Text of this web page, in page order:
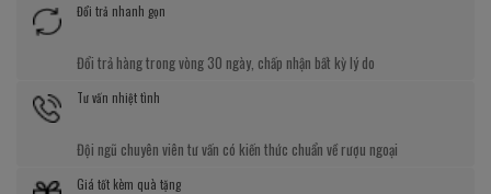
Đổi trả nhanh gọn
Đổi trả hàng trong vòng 30 ngày, chấp nhận bất kỳ lý do
Tư vấn nhiệt tình
Đội ngũ chuyên viên tư vấn có kiến thức chuẩn về rượu ngoại
Giá tốt kèm quà tặng